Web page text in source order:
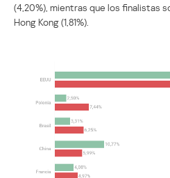
(4,20%), mientras que los finalistas
Hong Kong (1,81%).